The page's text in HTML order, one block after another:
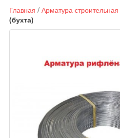
Главная /Арматура строительная
(бухта)